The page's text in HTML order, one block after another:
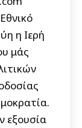
η Ιερή
μάς
εξουσία